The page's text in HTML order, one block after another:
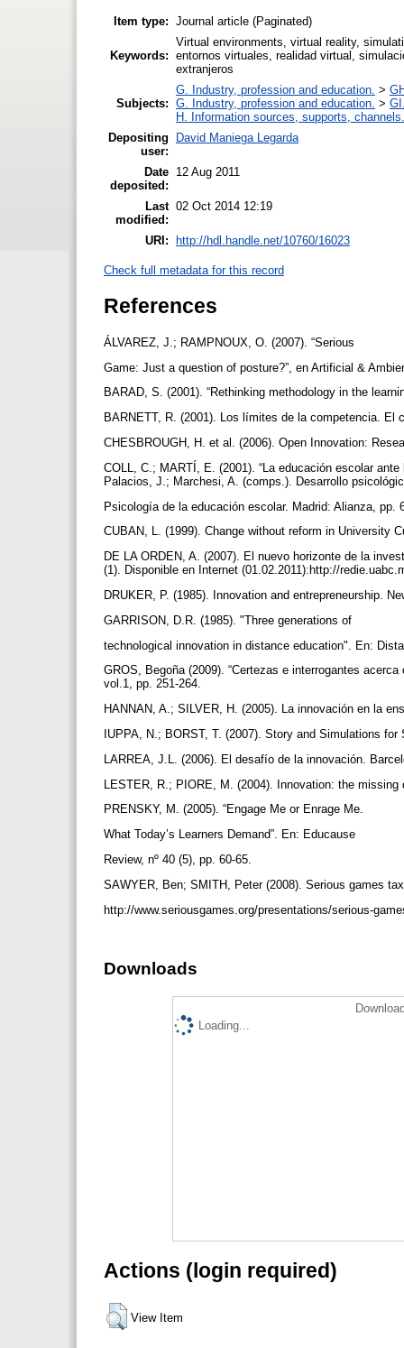
Item type: Journal article (Paginated)
Keywords:
Virtual environments, virtual reality,
entornos virtuales, realidad virtual,
extranjeros
Subjects:
G. Industry, profession and education. >
G. Industry, profession and education. >
H. Information sources, supports, channels.
Depositing
user:
David Maniega Legarda
Date
deposited:
12 Aug 2011
Last
modified:
02 Oct 2014 12:19
URI: http://hdl.handle.net/10760/16023
Check full metadata for this record
References
ÁLVAREZ, J.; RAMPNOUX, O. (2007). “Serious
Game: Just a question of posture?”, en Artificial &
BARAD, S. (2001). “Rethinking methodology in the
BARNETT, R. (2001). Los límites de la competencia.
CHESBROUGH, H. et al. (2006). Open Innovation:
COLL, C.; MARTÍ, E. (2001). “La educación escolar
Palacios, J.; Marchesi, A. (comps.). Desarrollo
Psicología de la educación escolar. Madrid: Alianza, pp.
CUBAN, L. (1999). Change without reform in University
DE LA ORDEN, A. (2007). El nuevo horizonte de la
(1). Disponible en Internet (01.02.2011):http://
DRUKER, P. (1985). Innovation and entrepreneurship.
GARRISON, D.R. (1985). "Three generations of
technological innovation in distance education". En:
GROS, Begoña (2009). “Certezas e interrogantes
vol.1, pp. 251-264.
HANNAN, A.; SILVER, H. (2005). La innovación en la
IUPPA, N.; BORST, T. (2007). Story and Simulations
LARREA, J.L. (2006). El desafío de la innovación.
LESTER, R.; PIORE, M. (2004). Innovation: the
PRENSKY, M. (2005). “Engage Me or Enrage Me.
What Today’s Learners Demand”. En: Educause
Review, nº 40 (5), pp. 60-65.
SAWYER, Ben; SMITH, Peter (2008). Serious games
http://www.seriousgames.org/presentations/serious-
Downloads
Loading...
Actions (login required)
View Item